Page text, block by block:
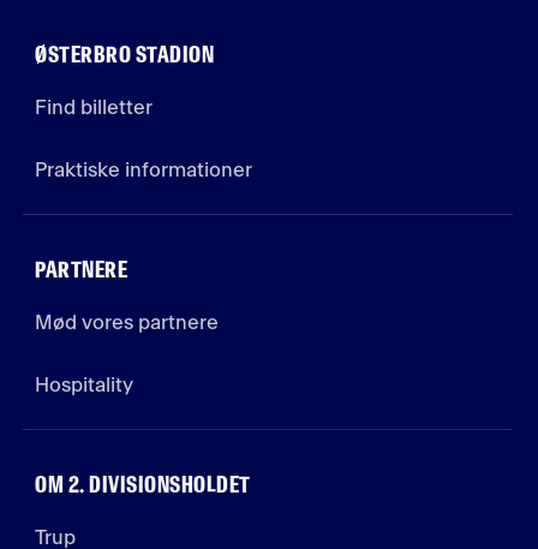
ØSTERBRO STADION
Find billetter
Praktiske informationer
PARTNERE
Mød vores partnere
Hospitality
OM 2. DIVISIONSHOLDET
Trup